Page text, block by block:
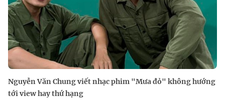
Nguyễn Văn Chung viết nhạc phim "Mưa đỏ" không hướng
tới view hay thứ hạng